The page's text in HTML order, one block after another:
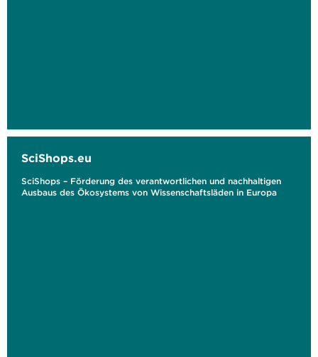
SciShops.eu
SciShops – Förderung des verantwortlichen und nachhaltigen
Ausbaus des Ökosystems von Wissenschaftsläden in Europa